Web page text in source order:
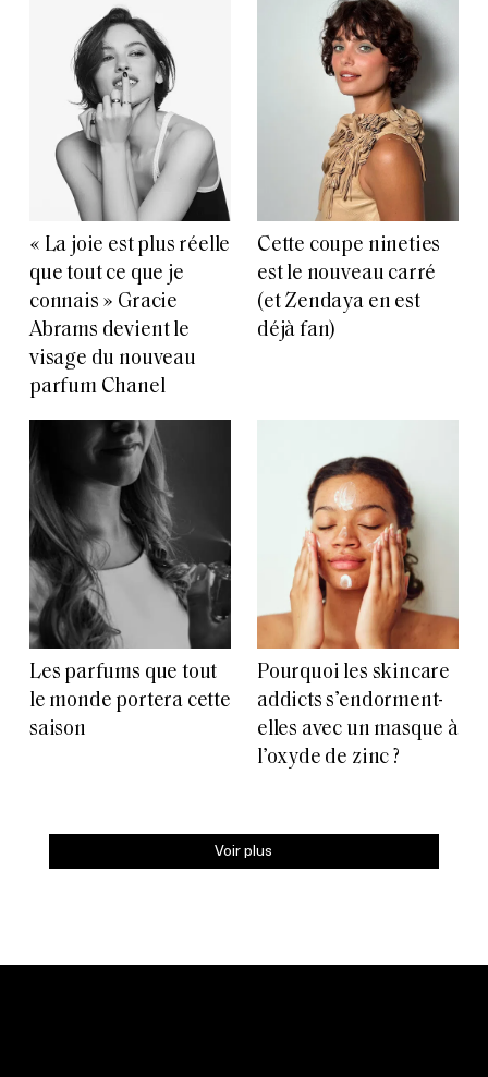
« La joie est plus réelle
que tout ce que je
connais » Gracie
Abrams devient le
visage du nouveau
parfum Chanel
Cette coupe nineties
est le nouveau carré
(et Zendaya en est
déjà fan)
Les parfums que tout
le monde portera cette
saison
Pourquoi les skincare
addicts s’endorment-
elles avec un masque à
l’oxyde de zinc ?
Voir plus